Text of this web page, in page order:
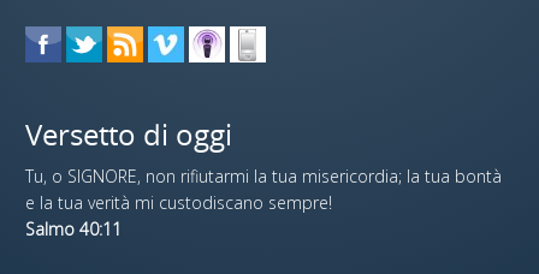
Versetto di oggi
Tu, o SIGNORE, non rifiutarmi la tua misericordia; la tua bontà
e la tua verità mi custodiscano sempre!
Salmo 40:11